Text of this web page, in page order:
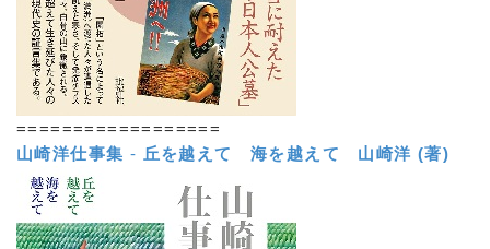
==================
山崎洋仕事集 - 丘を越えて 海を越えて 山崎洋 (著)